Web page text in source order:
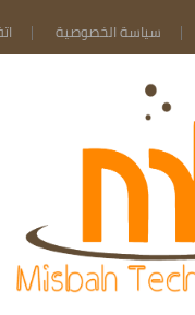
سياسة الخصوصية